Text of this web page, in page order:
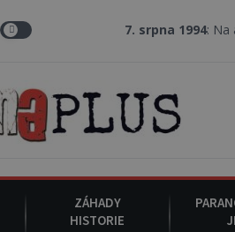
7. srpna 1994: Na americké
ZÁHADY
HISTORIE